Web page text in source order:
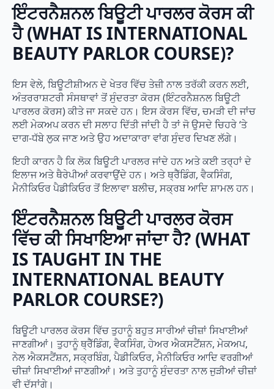
ਇੰਟਰਨੈਸ਼ਨਲ ਬਿਊਟੀ ਪਾਰਲਰ ਕੋਰਸ ਕੀ
ਹੈ (WHAT IS INTERNATIONAL
BEAUTY PARLOR COURSE)?
ਇਸ ਵੇਲੇ, ਬਿਊਟੀਸ਼ੀਅਨ ਦੇ ਖੇਤਰ ਵਿੱਚ ਤੇਜ਼ੀ ਨਾਲ ਤਰੱਕੀ ਕਰਨ ਲਈ,
ਅੰਤਰਰਾਸ਼ਟਰੀ ਸੰਸਥਾਵਾਂ ਤੋਂ ਸੁੰਦਰਤਾ ਕੋਰਸ (ਇੰਟਰਨੈਸ਼ਨਲ ਬਿਊਟੀ
ਪਾਰਲਰ ਕੋਰਸ) ਕੀਤੇ ਜਾ ਸਕਦੇ ਹਨ। ਇਸ ਕੋਰਸ ਵਿੱਚ, ਚਮੜੀ ਦੀ ਜਾਂਚ
ਲਈ ਮੇਕਅਪ ਕਰਨ ਦੀ ਸਲਾਹ ਦਿੱਤੀ ਜਾਂਦੀ ਹੈ ਤਾਂ ਜੋ ਉਸਦੇ ਚਿਹਰੇ ‘ਤੇ
ਦਾਗ-ਧੱਬੇ ਲੁਕ ਜਾਣ ਅਤੇ ਉਹ ਅਦਾਕਾਰਾ ਵਾਂਗ ਸੁੰਦਰ ਦਿਖਣ ਲੱਗੇ।
ਇਹੀ ਕਾਰਨ ਹੈ ਕਿ ਲੋਕ ਬਿਊਟੀ ਪਾਰਲਰ ਜਾਂਦੇ ਹਨ ਅਤੇ ਕਈ ਤਰ੍ਹਾਂ ਦੇ
ਇਲਾਜ ਅਤੇ ਥੈਰੇਪੀਆਂ ਕਰਵਾਉਂਦੇ ਹਨ। ਅਤੇ ਥ੍ਰੈੱਡਿੰਗ, ਵੈਕਸਿੰਗ,
ਮੈਨੀਕਿਓਰ ਪੈਡੀਕਿਓਰ ਤੋਂ ਇਲਾਵਾ ਬਲੀਚ, ਸਕ੍ਰਬ ਆਦਿ ਸ਼ਾਮਲ ਹਨ।
ਇੰਟਰਨੈਸ਼ਨਲ ਬਿਊਟੀ ਪਾਰਲਰ ਕੋਰਸ
ਵਿੱਚ ਕੀ ਸਿਖਾਇਆ ਜਾਂਦਾ ਹੈ? (WHAT
IS TAUGHT IN THE
INTERNATIONAL BEAUTY
PARLOR COURSE?)
ਬਿਊਟੀ ਪਾਰਲਰ ਕੋਰਸ ਵਿੱਚ ਤੁਹਾਨੂੰ ਬਹੁਤ ਸਾਰੀਆਂ ਚੀਜ਼ਾਂ ਸਿਖਾਈਆਂ
ਜਾਣਗੀਆਂ। ਤੁਹਾਨੂੰ ਥ੍ਰੈੱਡਿੰਗ, ਵੈਕਸਿੰਗ, ਹੇਅਰ ਐਕਸਟੈਂਸ਼ਨ, ਮੇਕਅਪ,
ਨੇਲ ਐਕਸਟੈਂਸ਼ਨ, ਸਕ੍ਰਬਿੰਗ, ਪੈਡੀਕਿਓਰ, ਮੈਨੀਕਿਓਰ ਆਦਿ ਵਰਗੀਆਂ
ਚੀਜ਼ਾਂ ਸਿਖਾਈਆਂ ਜਾਣਗੀਆਂ। ਅਤੇ ਤੁਹਾਨੂੰ ਸੁੰਦਰਤਾ ਨਾਲ ਜੁੜੀਆਂ ਚੀਜ਼ਾਂ
ਵੀ ਦੱਸਾਂਗੇ।